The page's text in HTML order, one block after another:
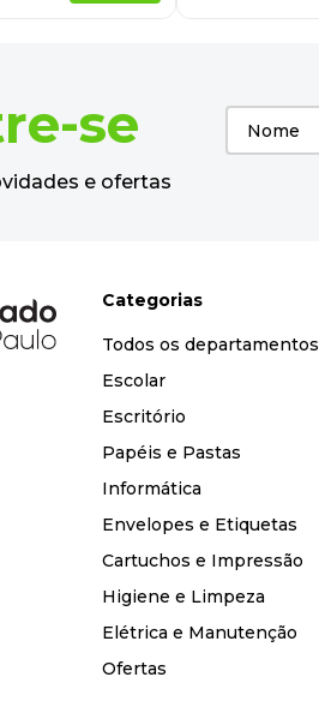
se
e ofertas
Categorias
Todos os departamentos
Escolar
Escritório
Papéis e Pastas
Informática
Envelopes e Etiquetas
Cartuchos e Impressão
Higiene e Limpeza
Elétrica e Manutenção
Ofertas